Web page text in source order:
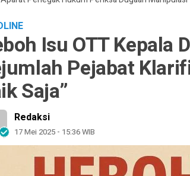
Isu OTT Kepala
Pejabat
Saja”
Redaksi
17 Mei 2025 - 15:36 WIB